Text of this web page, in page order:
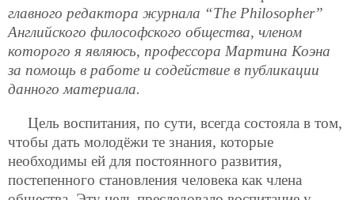
главного редактора журнала “The Philosopher”
Английского философского общества, членом
которого я являюсь, профессора Мартина Коэна
за помощь в работе и содействие в публикации
данного материала.
Цель воспитания, по сути, всегда состояла в том,
чтобы дать молодёжи те знания, которые
необходимы ей для постоянного развития,
постепенного становления человека как члена